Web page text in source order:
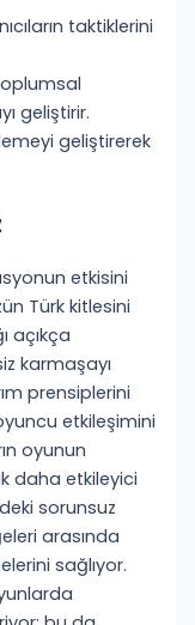
taktiklerini
geliştirir.
geliştirerek
etkisini
Türk kitlesini
açıkça
karmaşayı
prensiplerini
etkileşimini
oyunun
daha etkileyici
sorunsuz
arasında
sağlıyor.